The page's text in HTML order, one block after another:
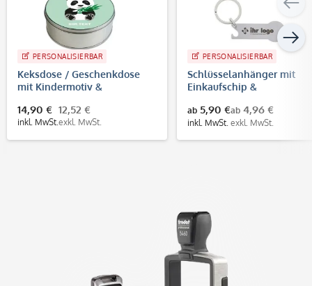
PERSONALISIERBAR
Keksdose / Geschenkdose
mit Kindermotiv &
14,90 €
inkl. MwSt.
12,52 €
exkl. MwSt.
PERSONALISIERBAR
Schlüsselanhänger mit
Einkaufschip &
40x15 mm)
ab 5,90 €
inkl. MwSt.
ab 4,96 €
exkl. MwSt.